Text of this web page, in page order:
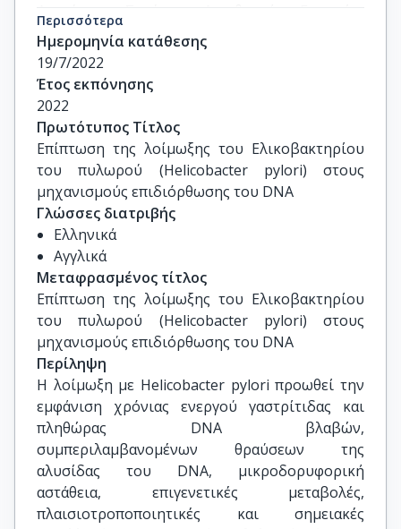
Διονύσιος Σγούρας, Διευθυντής Ερευνών,
Εργαστήριο Ιατρικής Μικροβιολογίας,
Ελληνικό Ινστιτούτο Παστέρ
Ευδοκία Καραγκούνη, Διευθύντρια Ερευνών,
Εργαστήριο Κυτταρικής Ανοσολογίας, Ελληνικό
Ινστιτούτο Παστέρ
Ανδρέας Αγαθαγγελίδης, Επίκουρος Καθηγητής
Γενετικής – Μοριακής Γενετικής
Ευκαρυωτικών Οργανισμών, Εθνικό και
Καποδιστριακό Πανεπιστήμιο Αθηνών
Ανδρέας Σκορίλας, Καθηγητής Κλινικής
Βιοχημείας, Εθνικό και Καποδιστριακό
Πανεπιστήμιο Αθηνών
Ιωάννης Τρουγκάκος, Καθηγητής Βιολογίας
Ζωικού Κυττάρου και Ηλεκτρονικής
Μικροσκοπίας, Εθνικό και Καποδιστριακό
Πανεπιστήμιο Αθηνών
Περισσότερα
Ημερομηνία κατάθεσης
19/7/2022
Έτος εκπόνησης
2022
Πρωτότυπος Τίτλος
Επίπτωση της λοίμωξης του Ελικοβακτηρίου
του πυλωρού (Helicobacter pylori) στους
μηχανισμούς επιδιόρθωσης του DNA
Γλώσσες διατριβής
Ελληνικά
Αγγλικά
Μεταφρασμένος τίτλος
Επίπτωση της λοίμωξης του Ελικοβακτηρίου
του πυλωρού (Helicobacter pylori) στους
μηχανισμούς επιδιόρθωσης του DNA
Περίληψη
H λοίμωξη με Helicobacter pylori προωθεί την
εμφάνιση χρόνιας ενεργού γαστρίτιδας και
πληθώρας DNA βλαβών,
συμπεριλαμβανομένων θραύσεων της
αλυσίδας του DNA, μικροδορυφορική
αστάθεια, επιγενετικές μεταβολές,
πλαισιοτροποποιητικές και σημειακές